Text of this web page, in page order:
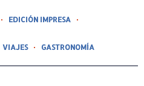
EDICIÓN IMPRESA
VIAJES GASTRONOMÍA